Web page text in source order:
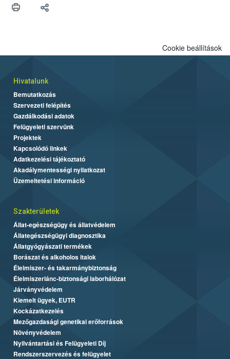
felhasználók számára is elérhető és ökológiai termesztésben is
Cookie beállítások
Hivatalunk
Bemutatkozás
Szervezeti felépítés
Gazdálkodási adatok
Felügyeleti szervünk
Projektek
Kapcsolódó linkek
Adatkezelési tájékoztató
Akadálymentességi nyilatkozat
Üzemeltetési információ
Szakterületek
Állat-egészségügy és állatvédelem
Állategészségügyi diagnosztika
Állatgyógyászati termékek
Borászat és alkoholos italok
Élelmiszer- és takarmánybiztonság
Élelmiszerlánc-biztonsági laborhálózat
Járványvédelem
Kiemelt ügyek, EUTR
Kockázatkezelés
Mezőgazdasági genetikai erőforrások
Növényvédelem
Nyilvántartási és Felügyeleti Díj
Rendszerszervezés és felügyelet